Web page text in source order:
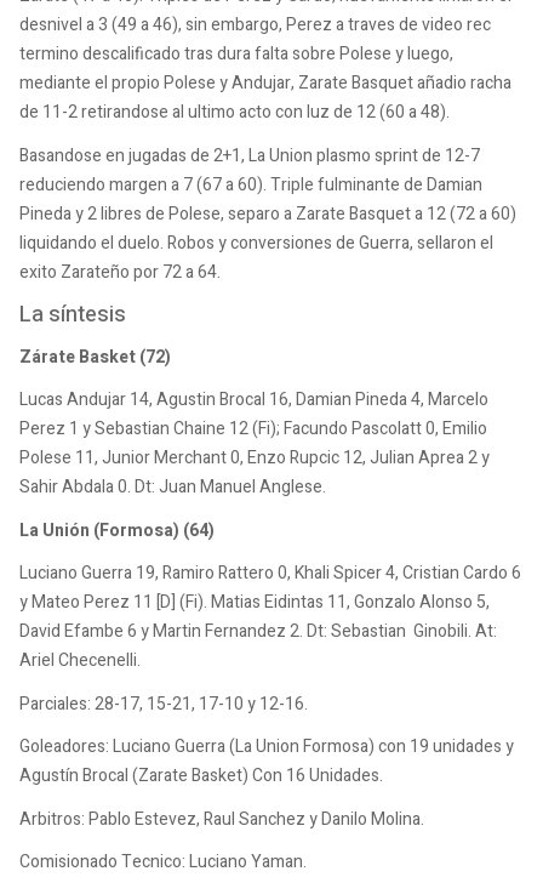
desnivel a 3 (49 a 46), sin embargo, Perez a traves de video rec
termino descalificado tras dura falta sobre Polese y luego,
mediante el propio Polese y Andujar, Zarate Basquet añadio racha
de 11-2 retirandose al ultimo acto con luz de 12 (60 a 48).
Basandose en jugadas de 2+1, La Union plasmo sprint de 12-7
reduciendo margen a 7 (67 a 60). Triple fulminante de Damian
Pineda y 2 libres de Polese, separo a Zarate Basquet a 12 (72 a 60)
liquidando el duelo. Robos y conversiones de Guerra, sellaron el
exito Zarateño por 72 a 64.
La síntesis
Zárate Basket (72)
Lucas Andujar 14, Agustin Brocal 16, Damian Pineda 4, Marcelo
Perez 1 y Sebastian Chaine 12 (Fi); Facundo Pascolatt 0, Emilio
Polese 11, Junior Merchant 0, Enzo Rupcic 12, Julian Aprea 2 y
Sahir Abdala 0. Dt: Juan Manuel Anglese.
La Unión (Formosa) (64)
Luciano Guerra 19, Ramiro Rattero 0, Khali Spicer 4, Cristian Cardo 6
y Mateo Perez 11 [D] (Fi). Matias Eidintas 11, Gonzalo Alonso 5,
David Efambe 6 y Martin Fernandez 2. Dt: Sebastian Ginobili. At:
Ariel Checenelli.
Parciales: 28-17, 15-21, 17-10 y 12-16.
Goleadores: Luciano Guerra (La Union Formosa) con 19 unidades y
Agustín Brocal (Zarate Basket) Con 16 Unidades.
Arbitros: Pablo Estevez, Raul Sanchez y Danilo Molina.
Comisionado Tecnico: Luciano Yaman.